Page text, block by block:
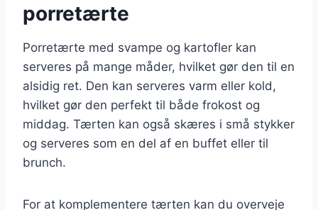
porretærte
Porretærte med svampe og kartofler kan
serveres på mange måder, hvilket gør den til en
alsidig ret. Den kan serveres varm eller kold,
hvilket gør den perfekt til både frokost og
middag. Tærten kan også skæres i små stykker
og serveres som en del af en buffet eller til
brunch.
For at komplementere tærten kan du overveje